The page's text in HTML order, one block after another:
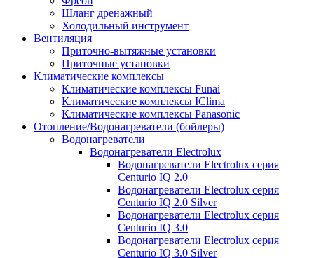
Шланг дренажный
Холодильный инструмент
Вентиляция
Приточно-вытяжные установки
Приточные установки
Климатические комплексы
Климатические комплексы Funai
Климатические комплексы IClima
Климатические комплексы Panasonic
Отопление/Водонагреватели (бойлеры)
Водонагреватели
Водонагреватели Electrolux
Водонагреватели Electrolux серия
Centurio IQ 2.0
Водонагреватели Electrolux серия
Centurio IQ 2.0 Silver
Водонагреватели Electrolux серия
Centurio IQ 3.0
Водонагреватели Electrolux серия
Centurio IQ 3.0 Silver